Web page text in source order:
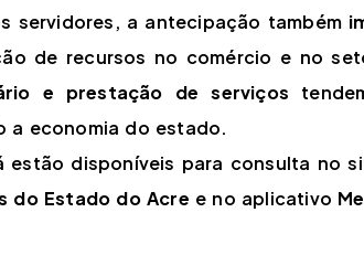
servidores, a antecipação também
de recursos no comércio e no
e prestação de serviços
a economia do estado.
estão disponíveis para consulta no
do Estado do Acre e no aplicativo